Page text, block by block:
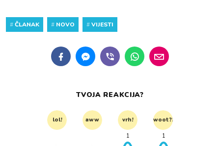
#ČLANAK # NOVO #VIJESTI
TVOJA REAKCIJA?
lol! aww vrh! woot?!
1 1